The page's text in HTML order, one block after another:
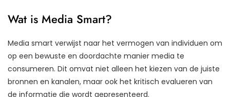
Wat is Media Smart?
Media smart verwijst naar het vermogen van individuen om
op een bewuste en doordachte manier media te
consumeren. Dit omvat niet alleen het kiezen van de juiste
bronnen en kanalen, maar ook het kritisch evalueren van
de informatie die wordt gepresenteerd.